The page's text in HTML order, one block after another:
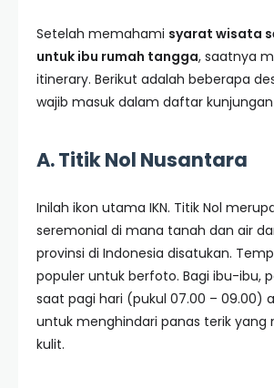
Setelah memahami syarat wisata
untuk ibu rumah tangga, saatnya
itinerary. Berikut adalah beberapa
wajib masuk dalam daftar kunjungan
A. Titik Nol Nusantara
Inilah ikon utama IKN. Titik Nol
seremonial di mana tanah dan air
provinsi di Indonesia disatukan.
populer untuk berfoto. Bagi ibu-ibu,
saat pagi hari (pukul 07.00 – 09.00)
untuk menghindari panas terik yang
kulit.